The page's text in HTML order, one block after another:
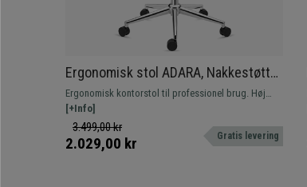
Ergonomisk stol ADARA, Nakkestøtte,
Professionel brug i 8 timer, 3D-
armlæn, I Sort
Ergonomisk kontorstol til professionel brug. Høj
kvalitet, meget komfortabel og innovativt design.
[+Info]
3.499,00 kr
2.029,00 kr Gratis levering